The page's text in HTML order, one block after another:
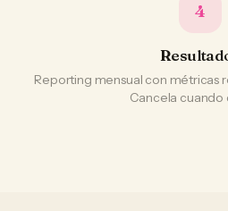
4
Reporting mensual con métricas
Cancela cuando